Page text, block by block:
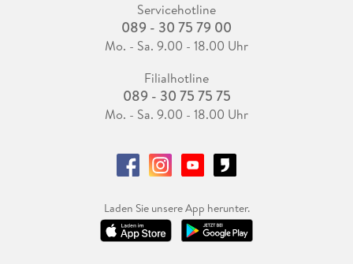
Servicehotline
089 - 30 75 79 00
Mo. - Sa. 9.00 - 18.00 Uhr
Filialhotline
089 - 30 75 75 75
Mo. - Sa. 9.00 - 18.00 Uhr
Laden Sie unsere App herunter.